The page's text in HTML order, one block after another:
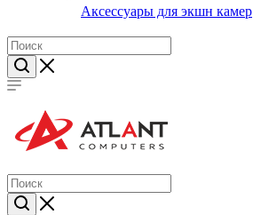
Аксессуары для экшн камер